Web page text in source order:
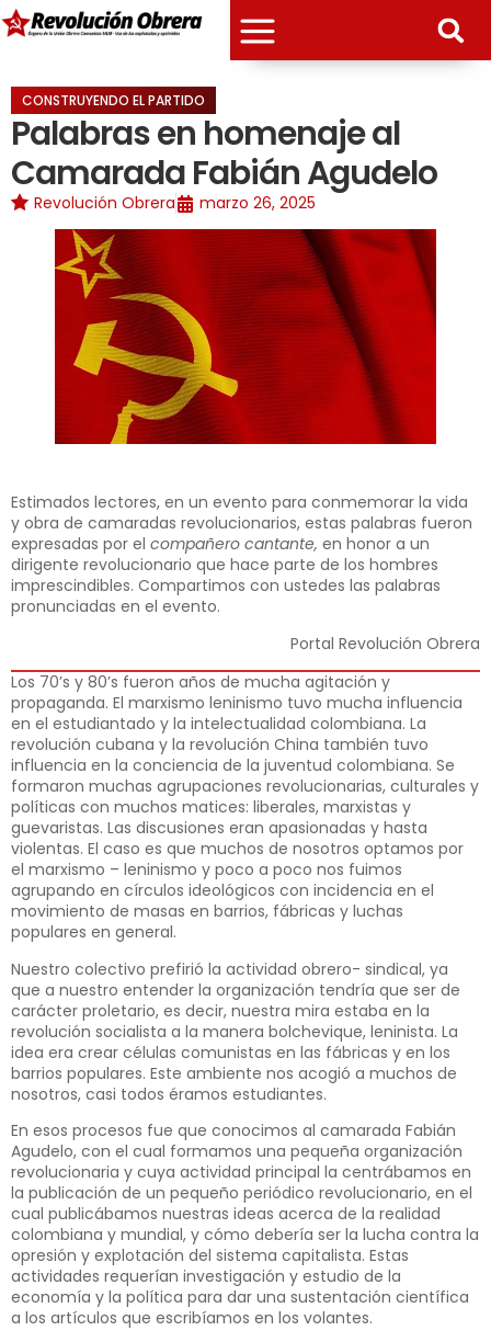
CONSTRUYENDO EL PARTIDO
Palabras en homenaje al
Camarada Fabián Agudelo
Revolución Obrera marzo 26, 2025
Estimados lectores, en un evento para conmemorar la vida
y obra de camaradas revolucionarios, estas palabras fueron
expresadas por el compañero cantante, en honor a un
dirigente revolucionario que hace parte de los hombres
imprescindibles. Compartimos con ustedes las palabras
pronunciadas en el evento.
Portal Revolución Obrera
Los 70’s y 80’s fueron años de mucha agitación y
propaganda. El marxismo leninismo tuvo mucha influencia
en el estudiantado y la intelectualidad colombiana. La
revolución cubana y la revolución China también tuvo
influencia en la conciencia de la juventud colombiana. Se
formaron muchas agrupaciones revolucionarias, culturales y
políticas con muchos matices: liberales, marxistas y
guevaristas. Las discusiones eran apasionadas y hasta
violentas. El caso es que muchos de nosotros optamos por
el marxismo – leninismo y poco a poco nos fuimos
agrupando en círculos ideológicos con incidencia en el
movimiento de masas en barrios, fábricas y luchas
populares en general.
Nuestro colectivo prefirió la actividad obrero- sindical, ya
que a nuestro entender la organización tendría que ser de
carácter proletario, es decir, nuestra mira estaba en la
revolución socialista a la manera bolchevique, leninista. La
idea era crear células comunistas en las fábricas y en los
barrios populares. Este ambiente nos acogió a muchos de
nosotros, casi todos éramos estudiantes.
En esos procesos fue que conocimos al camarada Fabián
Agudelo, con el cual formamos una pequeña organización
revolucionaria y cuya actividad principal la centrábamos en
la publicación de un pequeño periódico revolucionario, en el
cual publicábamos nuestras ideas acerca de la realidad
colombiana y mundial, y cómo debería ser la lucha contra la
opresión y explotación del sistema capitalista. Estas
actividades requerían investigación y estudio de la
economía y la política para dar una sustentación científica
a los artículos que escribíamos en los volantes.